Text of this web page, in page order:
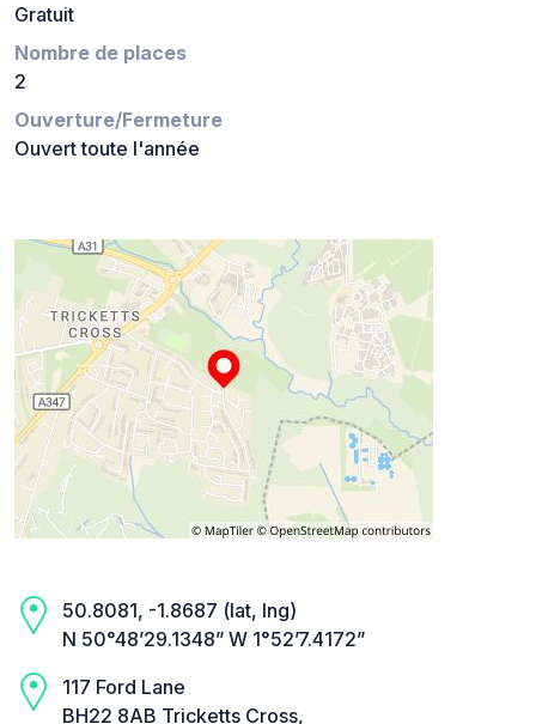
Gratuit
Nombre de places
2
Ouverture/Fermeture
Ouvert toute l'année
50.8081, -1.8687 (lat, lng)
N 50°48’29.1348” W 1°52’7.4172”
117 Ford Lane
BH22 8AB Tricketts Cross,